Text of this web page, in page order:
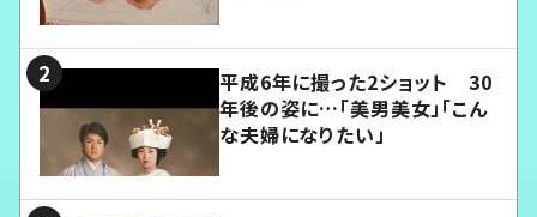
平成6年に撮った2ショット 30
年後の姿に…「美男美女」「こん
な夫婦になりたい」